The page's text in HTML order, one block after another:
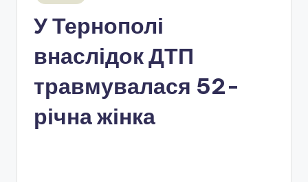
У Тернополі
внаслідок ДТП
травмувалася 52-
річна жінка